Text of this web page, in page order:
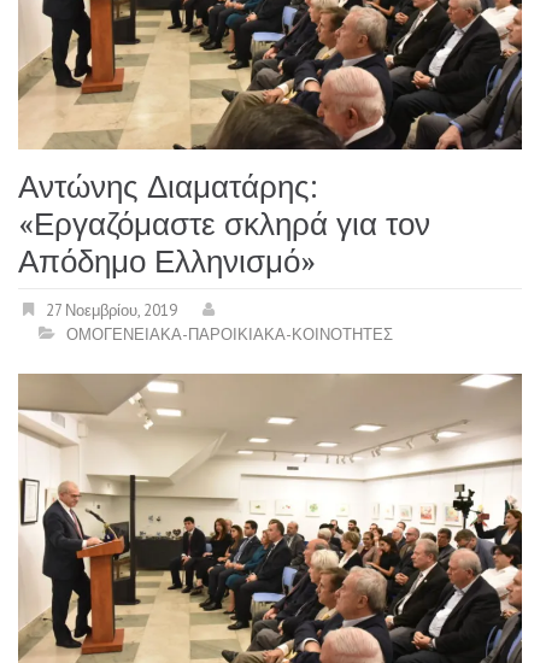
Αντώνης Διαματάρης:
«Εργαζόμαστε σκληρά για τον
Απόδημο Ελληνισμό»
27 Νοεμβρίου, 2019
ΟΜΟΓΕΝΕΙΑΚΑ-ΠΑΡΟΙΚΙΑΚΑ-ΚΟΙΝΟΤΗΤΕΣ